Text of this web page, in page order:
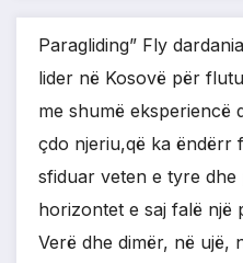
Paragliding” Fly
lider në Kosovë për
me shumë eksperiencë
çdo njeriu,që ka ëndërr
sfiduar veten e tyre
horizontet e saj falë një
Verë dhe dimër, në ujë,